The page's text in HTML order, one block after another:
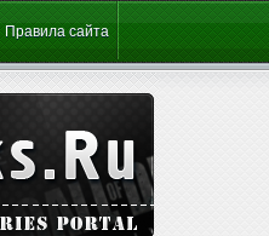
Правила сайта